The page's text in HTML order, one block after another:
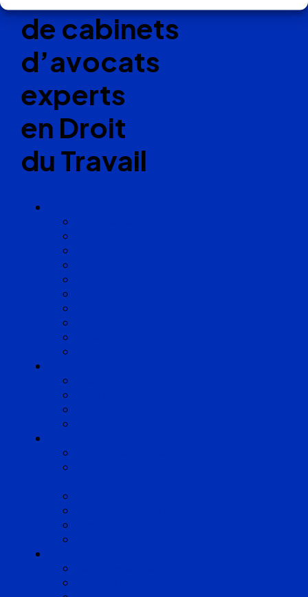
de cabinets
d’avocats
experts
en Droit
du Travail